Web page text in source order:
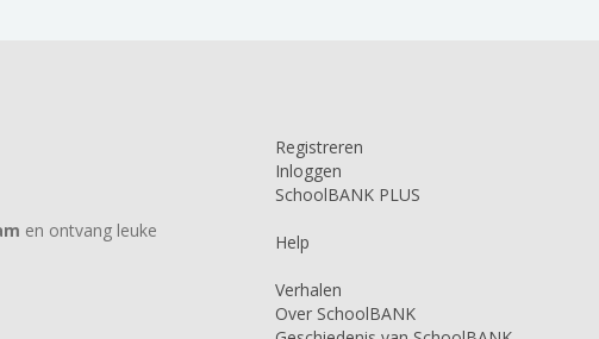
en ontvang leuke
Registreren
Inloggen
SchoolBANK PLUS
Help
Verhalen
Over SchoolBANK